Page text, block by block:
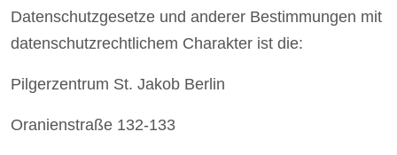
Datenschutzgesetze und anderer Bestimmungen mit
datenschutzrechtlichem Charakter ist die:
Pilgerzentrum St. Jakob Berlin
Oranienstraße 132-133